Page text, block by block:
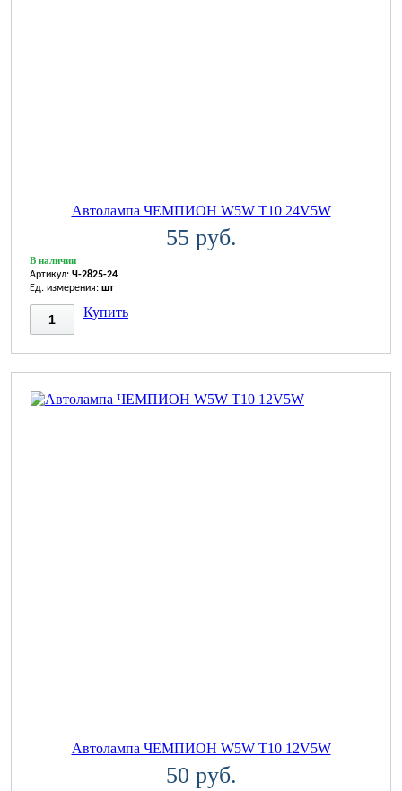
Автолампа ЧЕМПИОН W5W T10 24V5W
55 руб.
В наличии
Артикул: Ч-2825-24
Ед. измерения: шт
Купить
Автолампа ЧЕМПИОН W5W T10 12V5W
50 руб.